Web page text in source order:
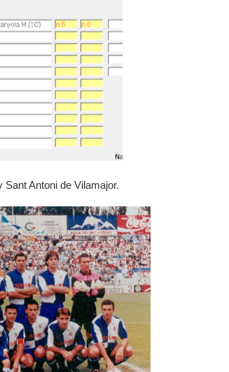
Sant Antoni de Vilamajor.